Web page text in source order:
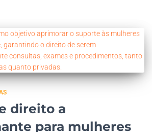
direito a
para mulheres